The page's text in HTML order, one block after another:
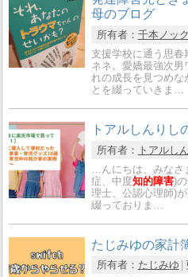
母のブログ
所有者： 千本ノック
支援学校に通う思
ネネ。愛嬌最強次
れの成長を見つめな
とを綴っていきま…
トアルしんりし
所有者： トアルし
…んにちは、みな
症、中度知的障害)
理士、公認心理師)
綴っておりま…
たじみゆの家計
所有者： たじみゆ